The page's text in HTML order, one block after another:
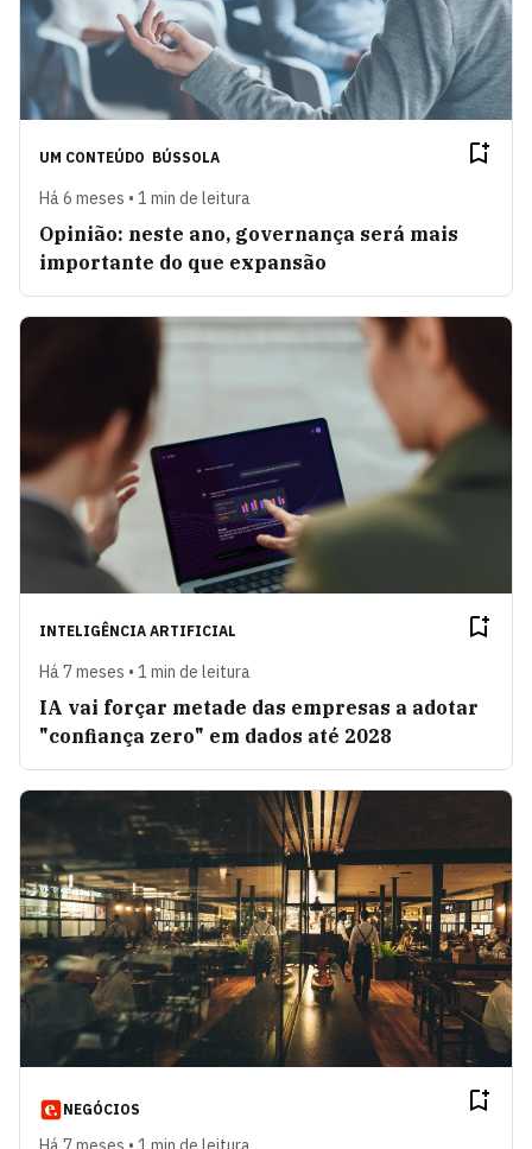
UM CONTEÚDO BÚSSOLA
Há 6 meses • 1 min de leitura
Opinião: neste ano, governança será mais
importante do que expansão
INTELIGÊNCIA ARTIFICIAL
Há 7 meses • 1 min de leitura
IA vai forçar metade das empresas a adotar
"confiança zero" em dados até 2028
NEGÓCIOS